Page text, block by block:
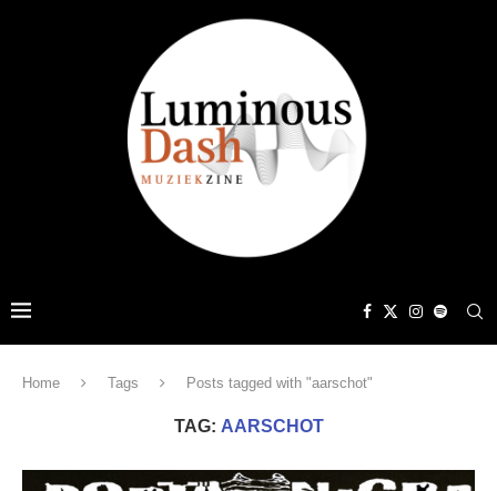
Home Tags Posts tagged with "aarschot"
TAG: AARSCHOT